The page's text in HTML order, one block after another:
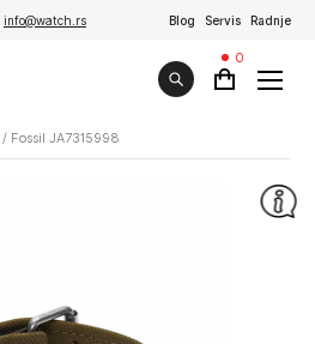
info@watch.rs Blog Servis Radnje
0
/ Fossil JA7315998